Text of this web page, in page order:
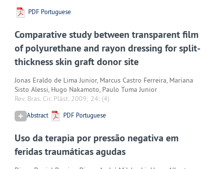
PDF Portuguese
Comparative study between transparent film
of polyurethane and rayon dressing for split-
thickness skin graft donor site
Jonas Eraldo de Lima Junior, Marcus Castro Ferreira, Mariana
Sisto Alessi, Hugo Nakamoto, Paulo Tuma Junior
Rev. Bras. Cir. Plást. 2009; 24: (4)
Abstract PDF Portuguese
Uso da terapia por pressão negativa em
feridas traumáticas agudas